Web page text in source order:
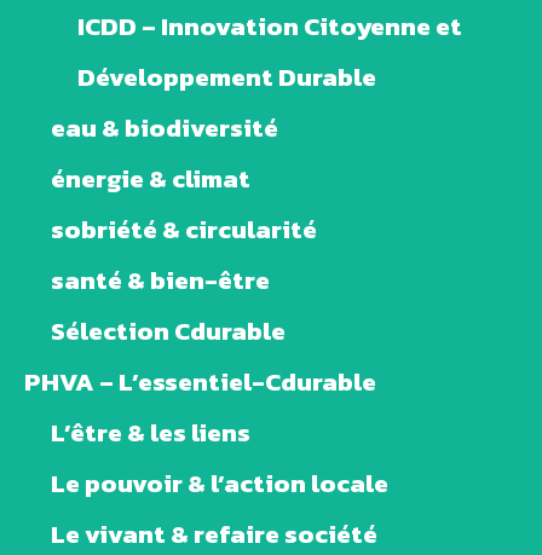
ICDD – Innovation Citoyenne et
Développement Durable
eau & biodiversité
énergie & climat
sobriété & circularité
santé & bien-être
Sélection Cdurable
PHVA – L’essentiel-Cdurable
L’être & les liens
Le pouvoir & l’action locale
Le vivant & refaire société